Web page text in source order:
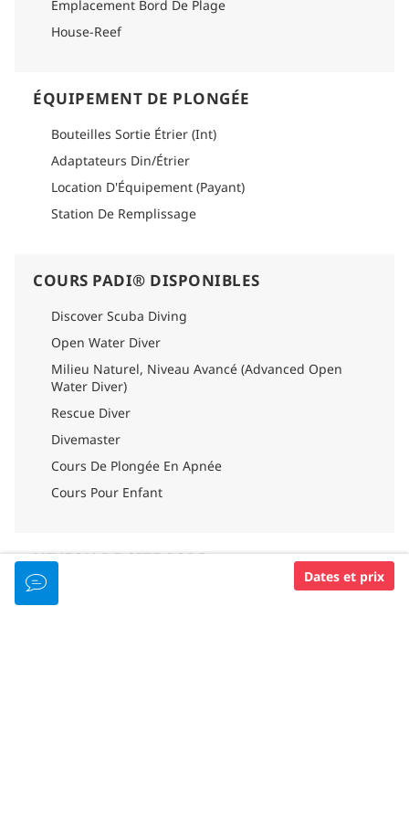
plongée en eau libre et de plongée avancée sont proposés, et
du matériel de plongée est disponible à la location.
Emplacement Bord De Plage
House-Reef
ÉQUIPEMENT DE PLONGÉE
Bouteilles Sortie Étrier (Int)
Adaptateurs Din/Étrier
Location D'Équipement (Payant)
Station De Remplissage
COURS PADI® DISPONIBLES
Discover Scuba Diving
Open Water Diver
Milieu Naturel, Niveau Avancé (Advanced Open
Water Diver)
Rescue Diver
Divemaster
Cours De Plongée En Apnée
Cours Pour Enfant
NIVEAU DE SITE PADI
Dates et prix